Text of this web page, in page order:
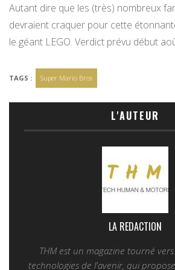
Autant dire que les (très) nombreux
devraient craquer pour cette
le géant LEGO. Verdict prévu début
TAGS : Super Mario Bros
L'AUTEUR
LA REDACTION
THM est un magazine tourné vers
technologies de l'avenir, qui